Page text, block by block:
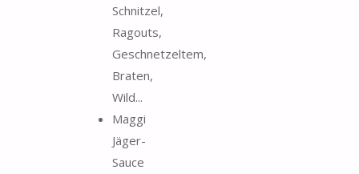
Schnitzel,
Ragouts,
Geschnetzeltem,
Braten,
Wild...
Maggi
Jäger-
Sauce